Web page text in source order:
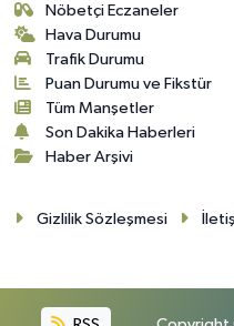
Nöbetçi Eczaneler
Hava Durumu
Trafik Durumu
Puan Durumu ve Fikstür
Tüm Manşetler
Son Dakika Haberleri
Haber Arşivi
Gizlilik Sözleşmesi